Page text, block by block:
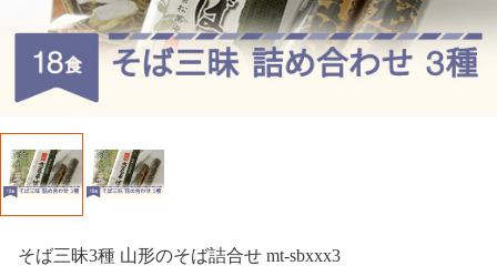
そば三昧3種 山形のそば詰合せ mt-sbxxx3